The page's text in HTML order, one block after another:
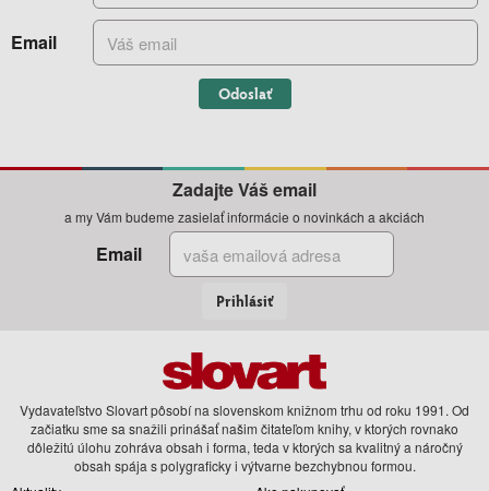
Email
Odoslať
Zadajte Váš email
a my Vám budeme zasielať informácie o novinkách a akciách
Email
Prihlásiť
Vydavateľstvo Slovart pôsobí na slovenskom knižnom trhu od roku 1991. Od
začiatku sme sa snažili prinášať našim čitateľom knihy, v ktorých rovnako
dôležitú úlohu zohráva obsah i forma, teda v ktorých sa kvalitný a náročný
obsah spája s polygraficky i výtvarne bezchybnou formou.